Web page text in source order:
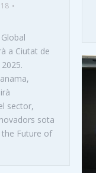
a Ciutat de
sector,
sota
the Future of